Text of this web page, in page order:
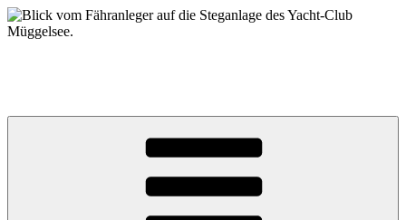
Zum
Inhalt